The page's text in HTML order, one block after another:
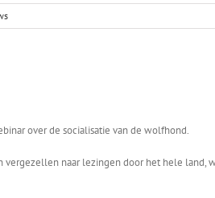
over de socialisatie van de wolfhond.
naar lezingen door het hele land,